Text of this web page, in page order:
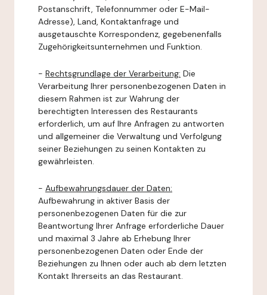
Postanschrift, Telefonnummer oder E-Mail-
Adresse), Land, Kontaktanfrage und
ausgetauschte Korrespondenz, gegebenenfalls
Zugehörigkeitsunternehmen und Funktion.
- Rechtsgrundlage der Verarbeitung: Die
Verarbeitung Ihrer personenbezogenen Daten in
diesem Rahmen ist zur Wahrung der
berechtigten Interessen des Restaurants
erforderlich, um auf Ihre Anfragen zu antworten
und allgemeiner die Verwaltung und Verfolgung
seiner Beziehungen zu seinen Kontakten zu
gewährleisten.
- Aufbewahrungsdauer der Daten:
Aufbewahrung in aktiver Basis der
personenbezogenen Daten für die zur
Beantwortung Ihrer Anfrage erforderliche Dauer
und maximal 3 Jahre ab Erhebung Ihrer
personenbezogenen Daten oder Ende der
Beziehungen zu Ihnen oder auch ab dem letzten
Kontakt Ihrerseits an das Restaurant.